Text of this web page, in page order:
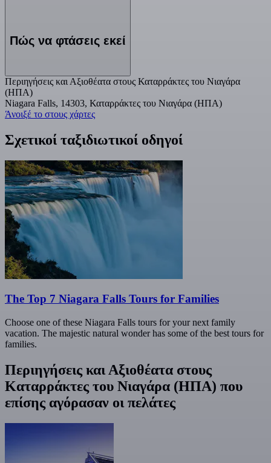
Πώς να φτάσεις εκεί
Περιηγήσεις και Αξιοθέατα στους Καταρράκτες του Νιαγάρα
(ΗΠΑ)
Niagara Falls, 14303, Καταρράκτες του Νιαγάρα (ΗΠΑ)
Άνοιξέ το στους χάρτες
Σχετικοί ταξιδιωτικοί οδηγοί
The Top 7 Niagara Falls Tours for Families
Choose one of these Niagara Falls tours for your next family
vacation. The majestic natural wonder has some of the best tours for
families.
Περιηγήσεις και Αξιοθέατα στους
Καταρράκτες του Νιαγάρα (ΗΠΑ) που
επίσης αγόρασαν οι πελάτες